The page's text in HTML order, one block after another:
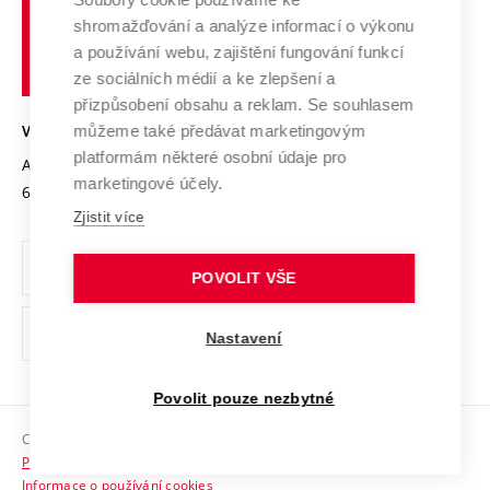
Výzkumné infrastruktury
Transfer znalostí
Open Science
Projekty
Projekty ze strukturálních fondů
Specifický výzkum
Mezinárodní dohody
Univerzitní sítě
Udržitelná univerzita
Podnikavá univerzita / ContriBUTe
Bezpečná univerzita
Vyznamenání
Organizační struktura
Ochrana osobních údajů
odkaz)
Sociální bezpečí
HR Award
učení
technické
Brně
VYSOKÉ UČENÍ TECHNICKÉ V BRNĚ
Antonínská 548/1
602 00 Brno
www.vut.cz
vut@vutbr.cz
Copyright © 2026 VUT
Prohlášení o přístupnosti
Informace o používání cookies
shromažďování a analýze informací o výkonu
a používání webu, zajištění fungování funkcí
ze sociálních médií a ke zlepšení a
přizpůsobení obsahu a reklam. Se souhlasem
můžeme také předávat marketingovým
platformám některé osobní údaje pro
marketingové účely.
Zjistit více
POVOLIT VŠE
Nastavení
Povolit pouze nezbytné